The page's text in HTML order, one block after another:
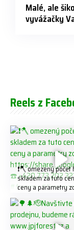
Malé, ale
vyvážačky
Reels z
❗️🪓 omezený počet
skladem za tuto
ceny a parametry
K8W5t7i6o ☎️ +420
321 #jpjforest
#firewood #